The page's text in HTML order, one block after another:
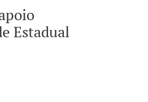
Estadual